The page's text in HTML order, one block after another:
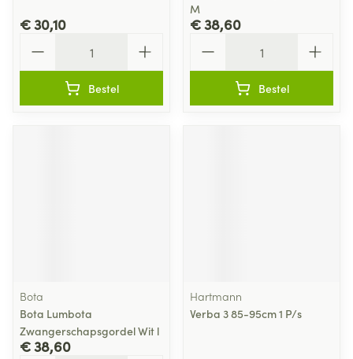
€ 30,10
Bestel
M
€ 38,60
Bestel
Bota
Bota Lumbota
Zwangerschapsgordel Wit l
€ 38,60
Hartmann
Verba 3 85-95cm 1 P/s